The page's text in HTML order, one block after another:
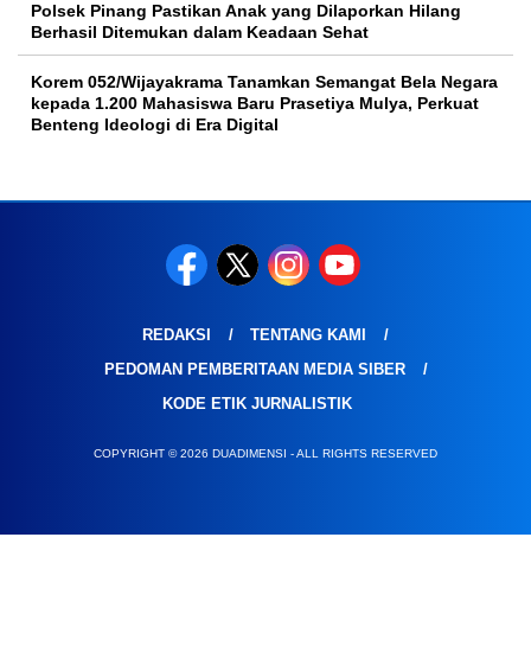
Polsek Pinang Pastikan Anak yang Dilaporkan Hilang
Berhasil Ditemukan dalam Keadaan Sehat
Korem 052/Wijayakrama Tanamkan Semangat Bela Negara
kepada 1.200 Mahasiswa Baru Prasetiya Mulya, Perkuat
Benteng Ideologi di Era Digital
REDAKSI
TENTANG KAMI
PEDOMAN PEMBERITAAN MEDIA SIBER
KODE ETIK JURNALISTIK
COPYRIGHT © 2026 DUADIMENSI - ALL RIGHTS RESERVED